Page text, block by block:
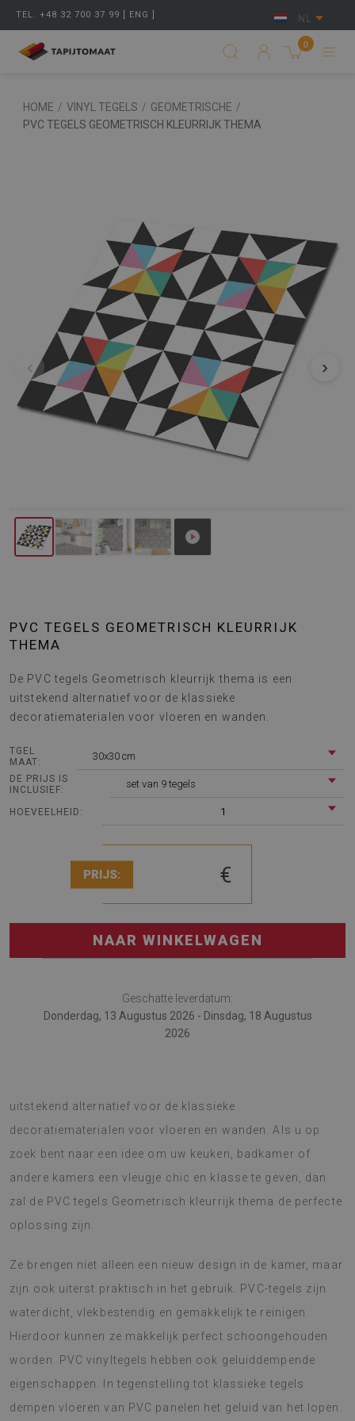
TEL. +48 32 700 37 99 [ ENG ] NL
0
HOME / VINYL TEGELS / GEOMETRISCHE /
PVC TEGELS GEOMETRISCH KLEURRIJK THEMA
‹ ›
PVC TEGELS GEOMETRISCH KLEURRIJK
THEMA
De PVC tegels Geometrisch kleurrijk thema is een
uitstekend alternatief voor de klassieke
decoratiematerialen voor vloeren en wanden.
TGEL
MAAT:
30x30 cm
DE PRIJS IS
INCLUSIEF:
set van 9 tegels
HOEVEELHEID: 1
PRIJS: €
NAAR WINKELWAGEN
Geschatte leverdatum:
Donderdag, 13 Augustus 2026 - Dinsdag, 18 Augustus
2026
uitstekend alternatief voor de klassieke
decoratiematerialen voor vloeren en wanden. Als u op
zoek bent naar een idee om uw keuken, badkamer of
andere kamers een vleugje chic en klasse te geven, dan
zal de PVC tegels Geometrisch kleurrijk thema de perfecte
oplossing zijn.
Ze brengen niet alleen een nieuw design in de kamer, maar
zijn ook uiterst praktisch in het gebruik. PVC-tegels zijn
waterdicht, vlekbestendig en gemakkelijk te reinigen.
Hierdoor kunnen ze makkelijk perfect schoongehouden
worden. PVC vinyltegels hebben ook geluiddempende
eigenschappen. In tegenstelling tot klassieke tegels
dempen vloeren van PVC panelen het geluid van het lopen.